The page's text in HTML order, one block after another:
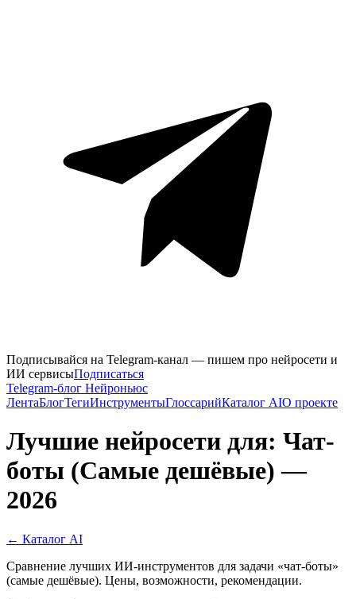
Подписывайся на Telegram-канал — пишем про нейросети и
ИИ сервисыПодписаться
Telegram-блог Нейроньюс
ЛентаБлогТегиИнструментыГлоссарийКаталог AIО проекте
Лучшие нейросети для: Чат-
боты (Самые дешёвые) —
2026
← Каталог AI
Сравнение лучших ИИ-инструментов для задачи «чат-боты»
(самые дешёвые). Цены, возможности, рекомендации.